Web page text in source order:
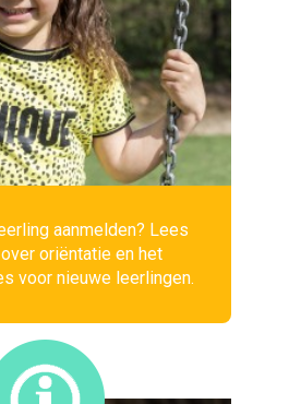
aanmelden? Lees
oriëntatie en het
voor nieuwe leerlingen.